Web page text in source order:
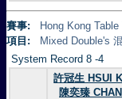
賽事:
Hong Kong
項目:
Mixed Double's
System Record 8 -4
許冠生 HSUI
陳奕臻